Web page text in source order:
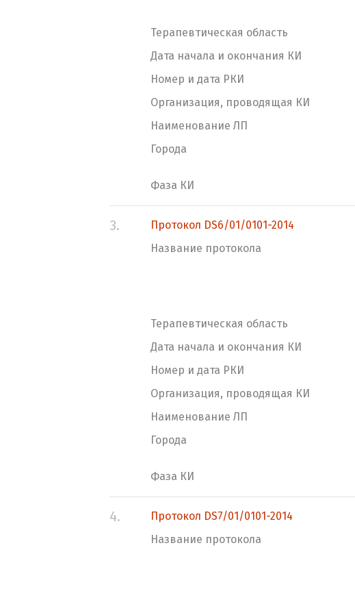
Терапевтическая область
Дата начала и окончания КИ
Номер и дата РКИ
Организация, проводящая КИ
Наименование ЛП
Города
Фаза КИ
3.
Протокол DS6/01/0101-2014
Название протокола
Терапевтическая область
Дата начала и окончания КИ
Номер и дата РКИ
Организация, проводящая КИ
Наименование ЛП
Города
Фаза КИ
4.
Протокол DS7/01/0101-2014
Название протокола